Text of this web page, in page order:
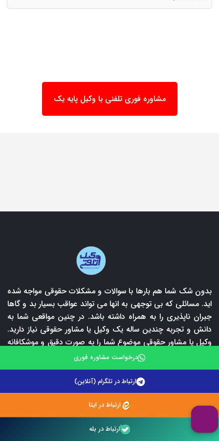
مشاوره فوری تلفنی با وکیل پایه یک
بدون شک شما هم بارها با سوالات و مشکلات حقوقی مواجه شده
اید. مسائلی که بی توجهی به انها می تواند عواقب بسیار بد و گاها
جبران ناپذیری را به همراه داشته باشد. در چنین مواقعی شما به
دانش و تجربه چندین ساله یک وکیل یا مشاور حقوقی نیاز دارید.
وکیل یا مشاور حقوقی موضوع شما را به صورت دقیق و موشکافانه
بررسی کرده و بهترین راهکار قانونی را به شما اعلام می کند. لازم
به ذکر است که اولین و مهمترین قدم برای حل مشکلات حقوقی،
پیدا کردن یک وکیل و یا مشاور حقوقی مجرب می باشد. با توجه
به شمار بالای وکلای پایه یک دادگستری و یا مشاورین حقوقی،
پیدا کردن یک وکیل کاربلد امری دشوار است. در این بین وکلای
تلفنی امکان ارتباط با برترین وکلای پایه یک دادگستری و مشاورین
حقوقی را برای شما فراهم آورده است آن هم با قیمت مناسب و به
درخواست مشاوره فوری
ارتباط در تلگرام (آنلاین)
ارتباط در ایتا
ارتباط در بله